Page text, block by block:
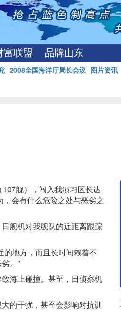
富联盟 品牌山东
2008全国海洋厅局长会议 图片资讯
107舰），闯入我演习区长达
会有什么危险之处与恶劣之
舰机对我舰队的近距离跟踪
的地方，而且长时间赖着不
。”
海上碰撞。甚至，日侦察机
的干扰，甚至会影响对抗训